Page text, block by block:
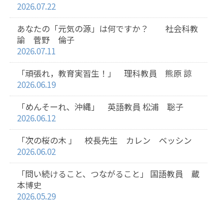
2026.07.22
あなたの「元気の源」は何ですか？ 社会科教
諭 菅野 倫子
2026.07.11
「頑張れ，教育実習生！」 理科教員 熊原 諒
2026.06.19
「めんそーれ、沖縄」 英語教員 松浦 聡子
2026.06.12
「次の桜の木 」 校長先生 カレン ベッシン
2026.06.02
「問い続けること、つながること」 国語教員 蔵
本博史
2026.05.29